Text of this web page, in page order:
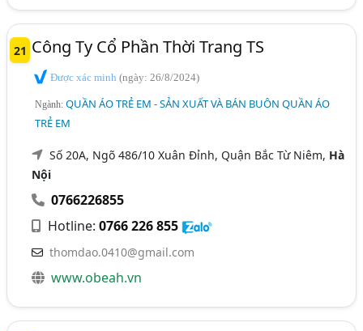
21 Công Ty Cổ Phần Thời Trang TS
Được xác minh(ngày: 26/8/2024)
Ngành:QUẦN ÁO TRẺ EM - SẢN XUẤT VÀ BÁN BUÔN QUẦN ÁO
TRẺ EM
Số 20A, Ngõ 486/10 Xuân Đỉnh, Quận Bắc Từ Niêm, Hà
Nội
0766226855
Hotline:0766 226 855
thomdao.0410@gmail.com
www.obeah.vn